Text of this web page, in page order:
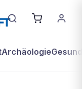
Archäologie